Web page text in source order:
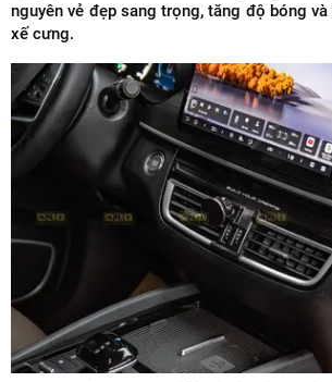
nguyên vẻ đẹp sang trọng, tăng độ bóng
xế cưng.